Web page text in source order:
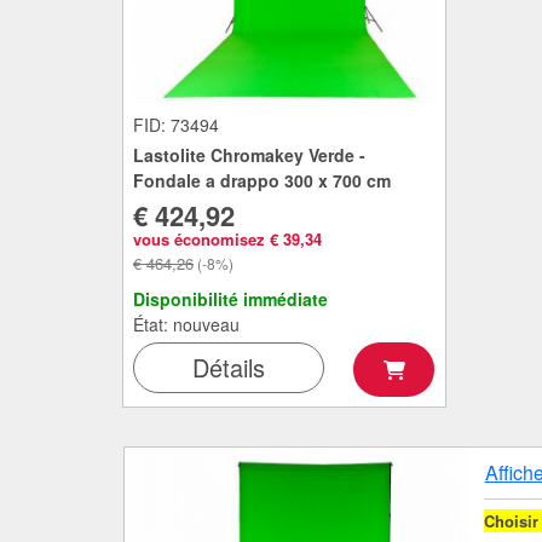
FID: 73494
Lastolite Chromakey Verde -
Fondale a drappo 300 x 700 cm
€ 424,92
vous économisez € 39,34
€ 464,26 (-8%)
Disponibilité immédiate
État: nouveau
Détails
Choisir